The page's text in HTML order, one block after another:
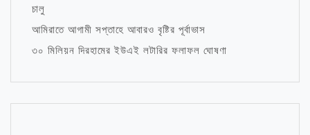
চালু
আমিরাতে আগামী সপ্তাহে আবারও বৃষ্টির পূর্বাভাস
৩০ মিলিয়ন দিরহামের ইউএই লটারির ফলাফল ঘোষণা